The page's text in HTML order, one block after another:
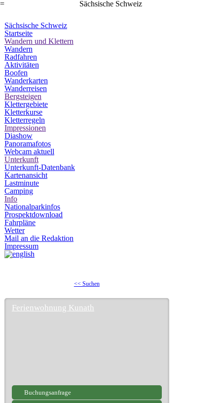
Sächsische Schweiz
=
Sächsische Schweiz
Startseite
Wandern und Klettern
Wandern
Radfahren
Aktivitäten
Boofen
Wanderkarten
Wanderreisen
Bergsteigen
Klettergebiete
Kletterkurse
Kletterregeln
Impressionen
Diashow
Panoramafotos
Webcam aktuell
Unterkunft
Unterkunft-Datenbank
Kartenansicht
Lastminute
Camping
Info
Nationalparkinfos
Prospektdownload
Fahrpläne
Wetter
Mail an die Redaktion
Impressum
<< Suchen
Ferienwohnung Kunath
Buchungsanfrage